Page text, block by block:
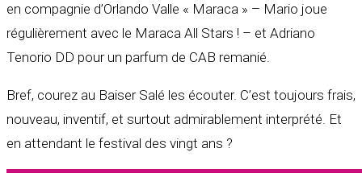
en compagnie d’Orlando Valle « Maraca » – Mario joue
régulièrement avec le Maraca All Stars ! – et Adriano
Tenorio DD pour un parfum de CAB remanié.
Bref, courez au Baiser Salé les écouter. C’est toujours frais,
nouveau, inventif, et surtout admirablement interprété. Et
en attendant le festival des vingt ans ?